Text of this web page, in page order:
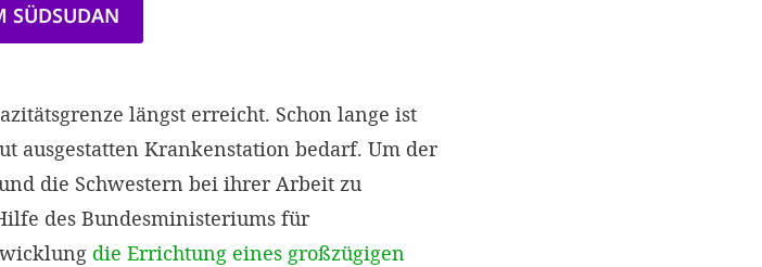
SÜDSUDAN
längst erreicht. Schon lange ist
ausgestatten Krankenstation bedarf. Um der
die Schwestern bei ihrer Arbeit zu
des Bundesministeriums für
die Errichtung eines großzügigen